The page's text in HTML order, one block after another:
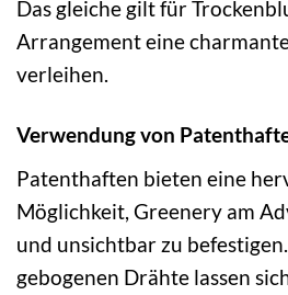
Das gleiche gilt für
Arrangement eine
verleihen.
Verwendung von
Patenthaften bieten eine
Möglichkeit, Greenery am
und unsichtbar zu
gebogenen Drähte lassen